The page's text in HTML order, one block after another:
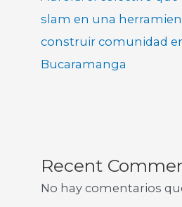
slam en una
construir comunidad
Bucaramanga
Recent
No hay comentarios